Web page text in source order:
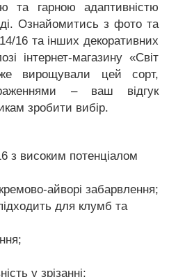
та гарною адаптивністю
Ознайомитись з фото та
16 та інших декоративних
інтернет-магазину «Світ
вирощували цей сорт,
– ваш відгук
зробити вибір.
з високим потенціалом
айворі забарвлення;
для клумб та
у зрізанні;